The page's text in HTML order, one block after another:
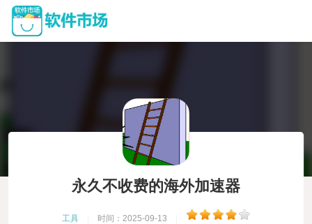
永久不收费的海外加速器
工具 时间：2025-09-13